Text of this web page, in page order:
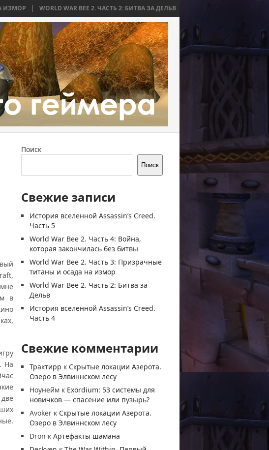
WAR BEE 2. ЧАСТЬ 2: БИТВА ЗА ДЕЛЬВ WORLD WAR BEE 2. ЧАСТЬ 1:
в
На
Поиск
Поиск
Свежие записи
История вселенной Assassin’s Creed.
Часть 5
World War Bee 2. Часть 4: Война,
которая закончилась без битвы
World War Bee 2. Часть 3: Призрачные
титаны и осада на измор
World War Bee 2. Часть 2: Битва за
Дельв
История вселенной Assassin’s Creed.
Часть 4
Свежие комментарии
Трактирр к Скрытые локации Азерота.
Озеро в Элвиннском лесу
Ноунейм к Exordium: 53 системы для
новичков — спасение или пузырь?
Avoker к Скрытые локации Азерота.
Озеро в Элвиннском лесу
Dron кАртефакты шамана